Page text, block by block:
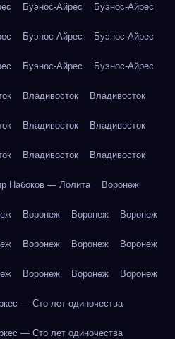
Буэнос-Айрес Буэнос-Айрес
Буэнос-Айрес Буэнос-Айрес
Буэнос-Айрес Буэнос-Айрес
Владивосток Владивосток
Владивосток Владивосток
Владивосток Владивосток
Набоков — Лолита Воронеж
Воронеж Воронеж Воронеж
Воронеж Воронеж Воронеж
Воронеж Воронеж Воронеж
— Сто лет одиночества
— Сто лет одиночества